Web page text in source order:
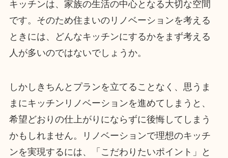
キッチンは、家族の生活の中心となる大切な空間
です。そのため住まいのリノベーションを考える
ときには、どんなキッチンにするかをまず考える
人が多いのではないでしょうか。
しかしきちんとプランを立てることなく、思うま
まにキッチンリノベーションを進めてしまうと、
希望どおりの仕上がりにならずに後悔してしまう
かもしれません。リノベーションで理想のキッチ
ンを実現するには、「こだわりたいポイント」と